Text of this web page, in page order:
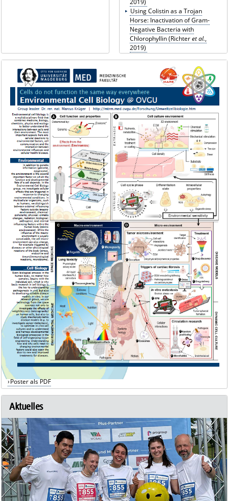
Using Colistin as a Trojan
Horse: Inactivation of Gram-
Negative Bacteria with
Chlorophyllin (Richteret al.,
2019)
Poster als PDF
Aktuelles